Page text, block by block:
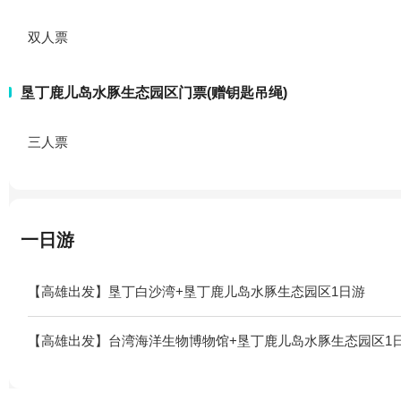
双人票
垦丁鹿儿岛水豚生态园区门票(赠钥匙吊绳)
三人票
一日游
【高雄出发】垦丁白沙湾+垦丁鹿儿岛水豚生态园区1日游
【高雄出发】台湾海洋生物博物馆+垦丁鹿儿岛水豚生态园区1